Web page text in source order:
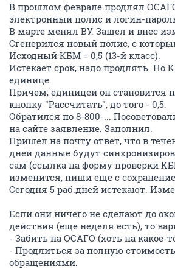
В прошлом феврале продлял
электронный полис и логин-
В марте менял ВУ. Зашел и внес
Сгенерился новый полис, с
Исходный КБМ = 0,5 (13-й класс).
Истекает срок, надо продлять. Но
единице.
Причем, единицей он становится
кнопку "Рассчитать", до того - 0,5.
Обратился по 8-800-...
на сайте заявление. Заполнил.
Пришел на почту ответ, что в
дней данные будут
сам (ссылка на форму проверки
изменится, пиши еще с
Сегодня 5 раб.дней истекают.
Если они ничего не сделают до
действия (еще неделя есть), то
- Забить на ОСАГО (хоть на какое-
- Продлиться за полную
обращениями.